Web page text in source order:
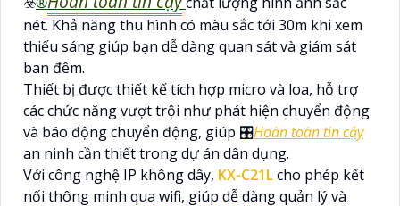
nét. Khả năng thu hình có màu sắc tới 30m khi xem
thiếu sáng giúp bạn dễ dàng quan sát và giám sát
ban đêm.
Thiết bị được thiết kế tích hợp micro và loa, hỗ trợ
các chức năng vượt trội như phát hiện chuyển động
và báo động chuyển động, giúp 🎛Hoàn toàn tin cậy
an ninh cần thiết trong dự án dân dụng.
Với công nghệ IP không dây, KX-C21Lcho phép kết
nối thông minh qua wifi, giúp dễ dàng quản lý và